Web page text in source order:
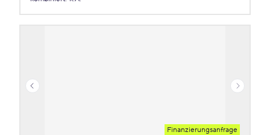
Finanzierungsanfrage